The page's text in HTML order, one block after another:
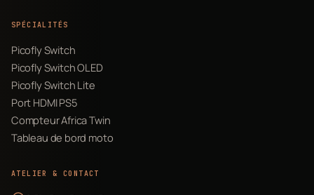
SPÉCIALITÉS
Picofly Switch
Picofly Switch OLED
Picofly Switch Lite
Port HDMI PS5
Compteur Africa Twin
Tableau de bord moto
ATELIER & CONTACT